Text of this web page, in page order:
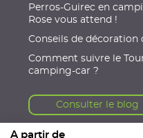
A partir de
Perros-Guirec en
Rose vous attend !
Conseils de décoration
Comment suivre le
camping-car ?
Consulter le blog